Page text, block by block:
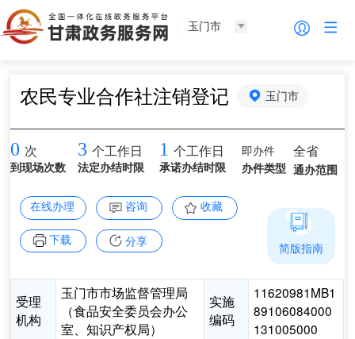
玉门市
农民专业合作社注销登记 玉门市
0 次
到现场次数
3 个工作日
法定办结时限
1 个工作日
承诺办结时限
即办件
办件类型
全省
通办范围
在线办理 咨询 收藏
下载 分享
受理
机构
玉门市市场监督管理局
（食品安全委员会办公
室、知识产权局）
实施
编码
11620981MB1
89106084000
131005000
简版指南